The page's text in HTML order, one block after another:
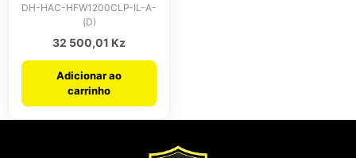
DH-HAC-HFW1200CLP-IL-A-
(D)
32 500,01 Kz
Adicionar ao
carrinho